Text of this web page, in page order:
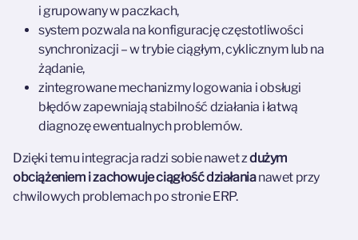
i grupowany w paczkach,
system pozwala na konfigurację częstotliwości
synchronizacji – w trybie ciągłym, cyklicznym lub na
żądanie,
zintegrowane mechanizmy logowania i obsługi
błędów zapewniają stabilność działania i łatwą
diagnozę ewentualnych problemów.
Dzięki temu integracja radzi sobie nawet zdużym
obciążeniem i zachowuje ciągłość działanianawet przy
chwilowych problemach po stronie ERP.